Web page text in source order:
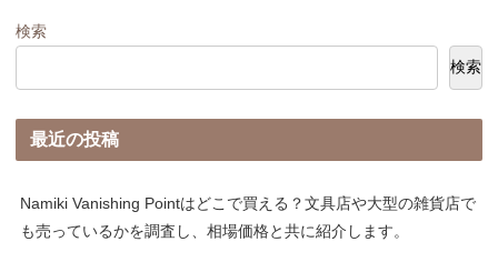
検索
検索
最近の投稿
Namiki Vanishing Pointはどこで買える？文具店や大型の雑貨店で
も売っているかを調査し、相場価格と共に紹介します。